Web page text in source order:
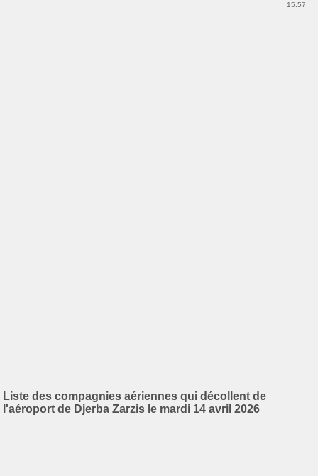
15:57
Liste des compagnies aériennes qui décollent de
l'aéroport de Djerba Zarzis le mardi 14 avril 2026